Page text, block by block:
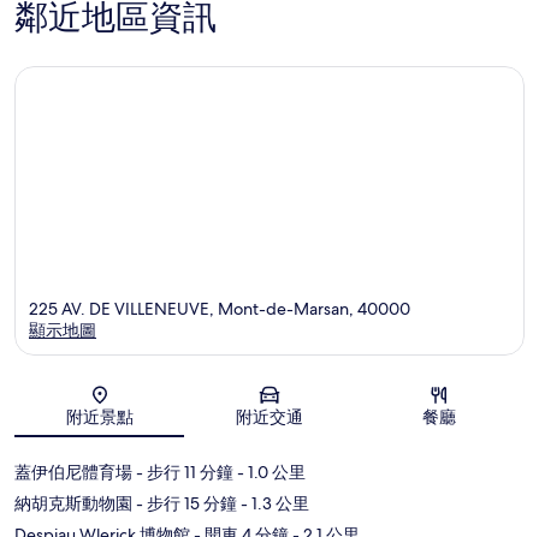
鄰近地區資訊
地圖
225 AV. DE VILLENEUVE, Mont-de-Marsan, 40000
顯示地圖
附近景點 附近交通 餐廳
蓋伊伯尼體育場- 步行 11 分鐘- 1.0 公里
納胡克斯動物園 - 步行 15 分鐘- 1.3 公里